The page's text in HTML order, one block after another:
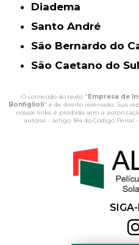
Diadema
Santo André
São Bernardo do
São Caetano do Sul
O conteúdo do texto " Empresa de
Bonfiglioli" é de direito reservado. Sua
nossos links, é proibida sem a
autoral – artigo 184 do Código Penal –